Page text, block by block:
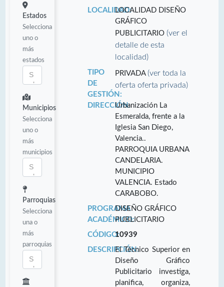
Estados
Selecciona
uno o
más
estados
Municipios
Selecciona
uno o
más
municipios
Parroquias
Selecciona
una o
más
parroquias
LOCALIDAD:LOCALIDAD DISEÑO
GRÁFICO
PUBLICITARIO(ver el
detalle de esta
localidad)
TIPO
DE
GESTIÓN:
PRIVADA(ver toda la
oferta oferta privada)
DIRECCIÓN:Urbanización La
Esmeralda, frente a la
Iglesia San Diego,
Valencia..
PARROQUIA URBANA
CANDELARIA.
MUNICIPIO
VALENCIA. Estado
CARABOBO.
PROGRAMA
ACADÉMICO:
DISEÑO GRÁFICO
PUBLICITARIO
CÓDIGO:10939
DESCRIPCIÓN:El Técnico Superior en
Diseño Gráfico
Publicitario investiga,
planifica, organiza,